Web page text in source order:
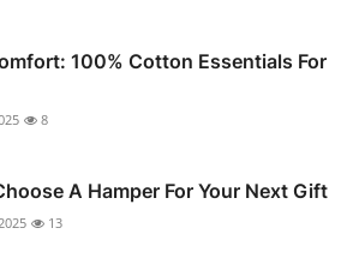
100% Cotton Essentials For
8
A Hamper For Your Next Gift
13